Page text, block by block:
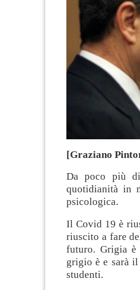
[Graziano
Da poco più
quotidianità in
psicologica.
Il Covid 19 è
riuscito a fare
futuro. Grigia
grigio è e sarà
studenti.